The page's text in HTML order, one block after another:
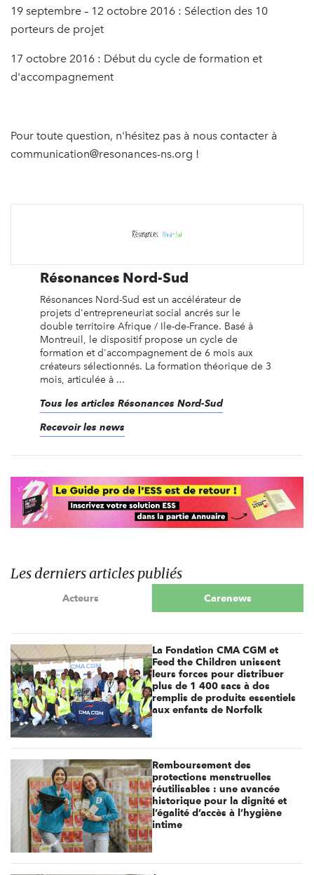
19 septembre – 12 octobre 2016 : Sélection des 10
porteurs de projet
17 octobre 2016 : Début du cycle de formation et
d'accompagnement
Pour toute question, n'hésitez pas à nous contacter à
communication@resonances-ns.org !
Résonances Nord-Sud
Résonances Nord-Sud est un accélérateur de
projets d'entrepreneuriat social ancrés sur le
double territoire Afrique / Ile-de-France. Basé à
Montreuil, le dispositif propose un cycle de
formation et d'accompagnement de 6 mois aux
créateurs sélectionnés. La formation théorique de 3
mois, articulée à ...
Tous les articles Résonances Nord-Sud
Recevoir les news
Les derniers articles publiés
Acteurs Carenews
La Fondation CMA CGM et
Feed the Children unissent
leurs forces pour distribuer
plus de 1 400 sacs à dos
remplis de produits essentiels
aux enfants de Norfolk
Remboursement des
protections menstruelles
réutilisables : une avancée
historique pour la dignité et
l’égalité d’accès à l’hygiène
intime